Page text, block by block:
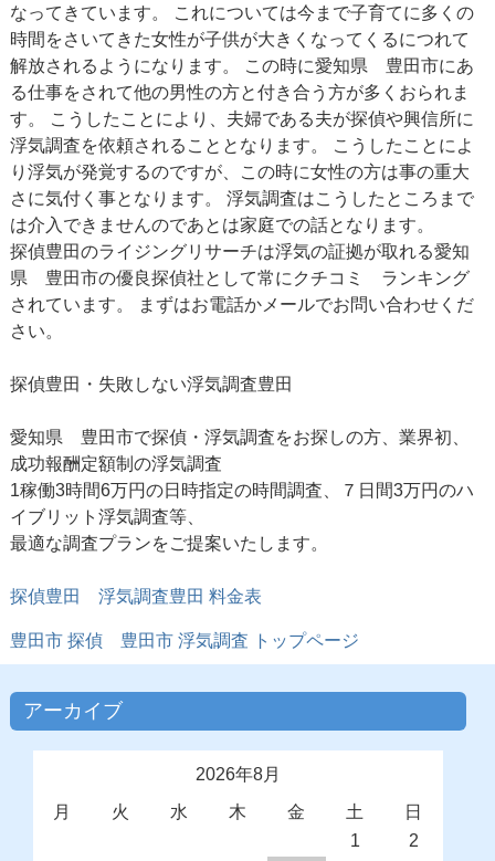
なってきています。 これについては今まで子育てに多くの
時間をさいてきた女性が子供が大きくなってくるにつれて
解放されるようになります。 この時に愛知県 豊田市にあ
る仕事をされて他の男性の方と付き合う方が多くおられま
す。 こうしたことにより、夫婦である夫が探偵や興信所に
浮気調査を依頼されることとなります。 こうしたことによ
り浮気が発覚するのですが、この時に女性の方は事の重大
さに気付く事となります。 浮気調査はこうしたところまで
は介入できませんのであとは家庭での話となります。
探偵豊田のライジングリサーチは浮気の証拠が取れる愛知
県 豊田市の優良探偵社として常にクチコミ ランキング
されています。 まずはお電話かメールでお問い合わせくだ
さい。
探偵豊田・失敗しない浮気調査豊田
愛知県 豊田市で探偵・浮気調査をお探しの方、業界初、
成功報酬定額制の浮気調査
1稼働3時間6万円の日時指定の時間調査、７日間3万円のハ
イブリット浮気調査等、
最適な調査プランをご提案いたします。
探偵豊田 浮気調査豊田 料金表
豊田市 探偵 豊田市 浮気調査 トップページ
アーカイブ
2026年8月
月
火 水 木 金 土
日
1
2